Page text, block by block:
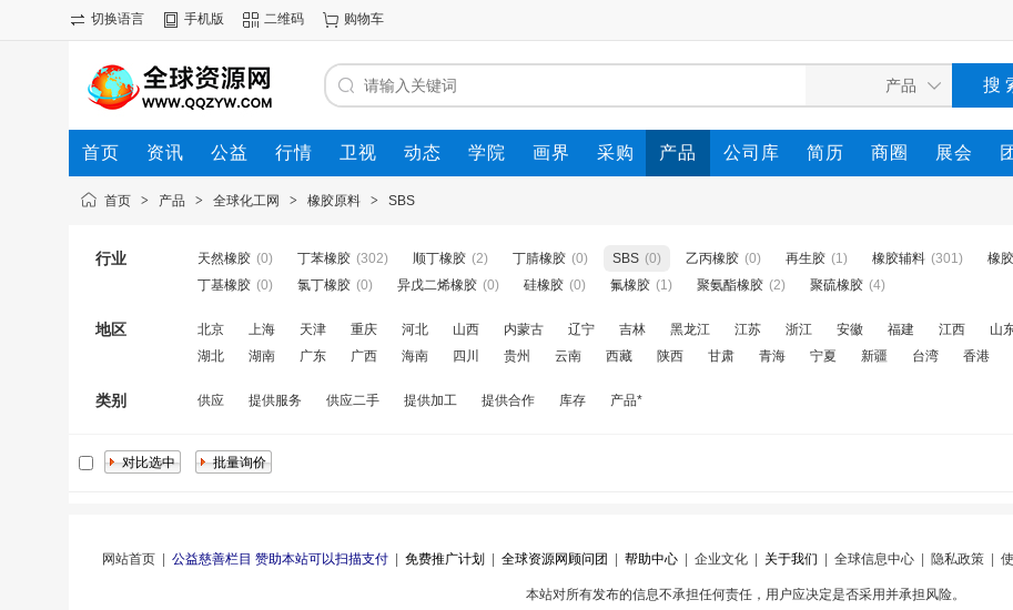
切换语言 手机版 二维码 购物车
首页 资讯 公益 行情 卫视 动态 学院 画界 采购 产品 公司库 简历 商圈 展会
首页 > 产品 > 全球化工网 > 橡胶原料 > SBS
行业 天然橡胶 (0) 丁苯橡胶 (302) 顺丁橡胶 (2) 丁腈橡胶 (0) SBS (0) 乙丙橡胶 (0) 再生胶 (1) 橡胶辅料 (301) 橡
丁基橡胶 (0) 氯丁橡胶 (0) 异戊二烯橡胶 (0) 硅橡胶 (0) 氟橡胶 (1) 聚氨酯橡胶 (2) 聚硫橡胶 (4)
地区 北京 上海 天津 重庆 河北 山西 内蒙古 辽宁 吉林 黑龙江 江苏 浙江 安徽 福建 江西 山
湖北
湖南 广东 广西 海南 四川 贵州 云南 西藏 陕西 甘肃 青海 宁夏 新疆 台湾 香港
类别 供应 提供服务 供应二手 提供加工 提供合作 库存 产品*
网站首页| 公益慈善栏目 赞助本站可以扫描支付| 免费推广计划 全球资源网顾问团 帮助中心| 企业文化| 关于我们 全球信息中心| 隐私政策|
心|违规举报
本站对所有发布的信息不承担任何责任，用户应决定是否采用并承担风险。